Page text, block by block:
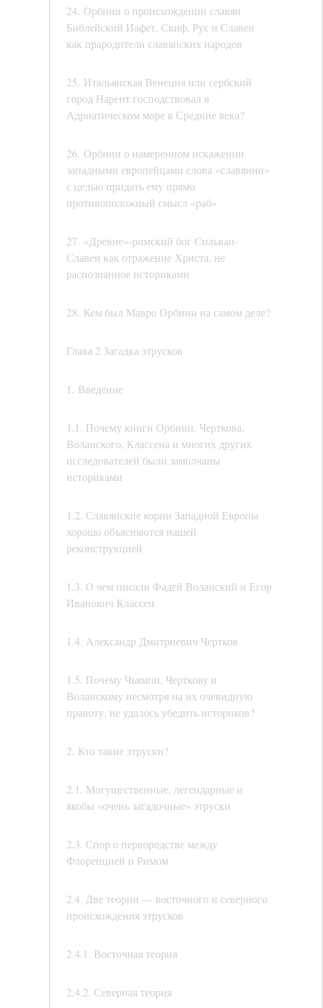
24. Орбини о происхождении славян
Библейский Иафет, Скиф, Рус и Славен
как прародители славянских народов
25. Итальянская Венеция или сербский
город Нарент господствовал в
Адриатическом море в Средние века?
26. Орбини о намеренном искажении
западными европейцами слова «славянин»
с целью придать ему прямо
противоположный смысл «раб»
27. «Древне»-римский бог Сильван-
Славен как отражение Христа, не
распознанное историками
28. Кем был Мавро Орбини на самом деле?
Глава 2 Загадка этрусков
1. Введение
1.1. Почему книги Орбини, Черткова,
Воланского, Классена и многих других
исследователей были замолчаны
историками
1.2. Славянские корни Западной Европы
хорошо объясняются нашей
реконструкцией
1.3. О чем писали Фадей Воланский и Егор
Иванович Классен
1.4. Александр Дмитриевич Чертков
1.5. Почему Чьямпи, Черткову и
Воланскому несмотря на их очевидную
правоту, не удалось убедить историков?
2. Кто такие этруски?
2.1. Могущественные, легендарные и
якобы «очень загадочные» этруски
2.3. Спор о первородстве между
Флоренцией и Римом
2.4. Две теории — восточного и северного
происхождения этрусков
2.4.1. Восточная теория
2.4.2. Северная теория